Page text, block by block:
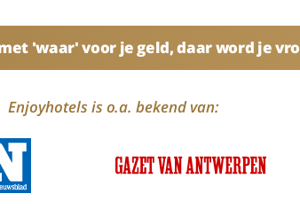
'waar' voor je geld, daar word je
Enjoyhotels is o.a. bekend van: